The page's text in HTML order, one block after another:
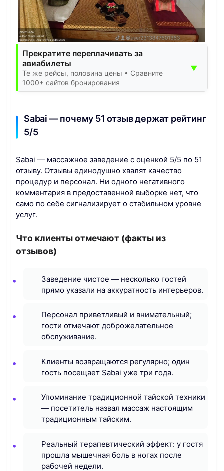
Прекратите переплачивать за
авиабилеты
Те же рейсы, половина цены • Сравните
1000+ сайтов бронирования
▼
Sabai — почему 51 отзыв держат рейтинг
5/5
Sabai — массажное заведение с оценкой 5/5 по 51
отзыву. Отзывы единодушно хвалят качество
процедур и персонал. Ни одного негативного
комментария в предоставенной выборке нет, что
само по себе сигнализирует о стабильном уровне
услуг.
Что клиенты отмечают (факты из
отзывов)
Заведение чистое — несколько гостей
прямо указали на аккуратность интерьеров.
Персонал приветливый и внимательный;
гости отмечают доброжелательное
обслуживание.
Клиенты возвращаются регулярно; один
гость посещает Sabai уже три года.
Упоминание традиционной тайской техники
— посетитель назвал массаж настоящим
традиционным тайским.
Реальный терапевтический эффект: у гостя
прошла мышечная боль в ногах после
рабочей недели.